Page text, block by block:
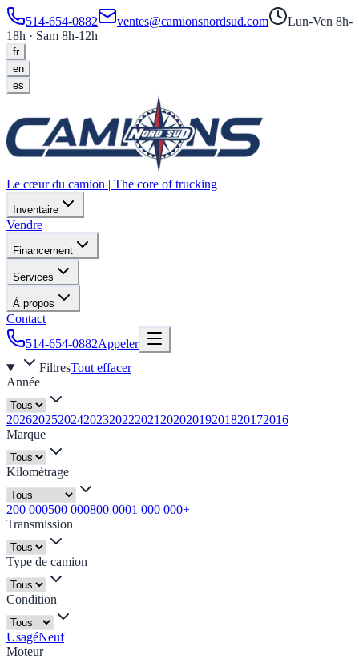
514-654-0882 ventes@camionsnordsud.com
Lun-Ven 8h-
18h · Sam 8h-12h
fr
en
es
Le cœur du camion | The core of trucking
Inventaire
Vendre
Financement
Services
À propos
Contact
514-654-0882Appeler
FiltresTout effacer
Année
202620252024202320222021 20202019201820172016
Marque
Kilométrage
200 000500 000800 0001 000 000+
Transmission
Type de camion
Condition
UsagéNeuf
Moteur